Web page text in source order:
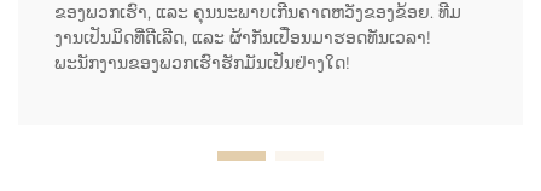
ຂອງພວກເຮົາ, ແລະ ຄຸນນະພາບເກີນຄາດຫວັງຂອງຂ້ອຍ. ທີມ
ງານເປັນມິດທີ່ດີເລີດ, ແລະ ຜ້າກັນເປື່ອນມາຮອດທັນເວລາ!
ພະນັກງານຂອງພວກເຮົາຮັກມັນເປັນຢ່າງໃດ!